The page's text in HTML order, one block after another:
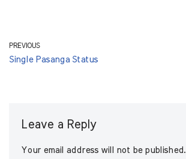
PREVIOUS
Single Pasanga Status
Leave a Reply
Your email address will not be published.